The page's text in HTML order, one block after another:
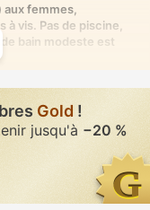
femmes,
vis. Pas de piscine,
bain modeste est
Gold !
jusqu'à −20 %